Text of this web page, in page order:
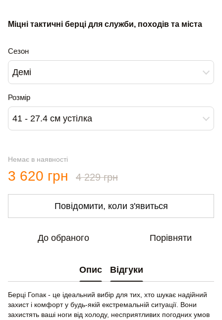
Міцні тактичні берці для служби, походів та міста
Сезон
Демі
Розмір
41 - 27.4 см устілка
Немає в наявності
3 620 грн 4 229 грн
Повідомити, коли з'явиться
До обраного Порівняти
Опис Відгуки
Берці Гопак - це ідеальний вибір для тих, хто шукає надійний
захист і комфорт у будь-якій екстремальній ситуації. Вони
захистять ваші ноги від холоду, несприятливих погодних умов